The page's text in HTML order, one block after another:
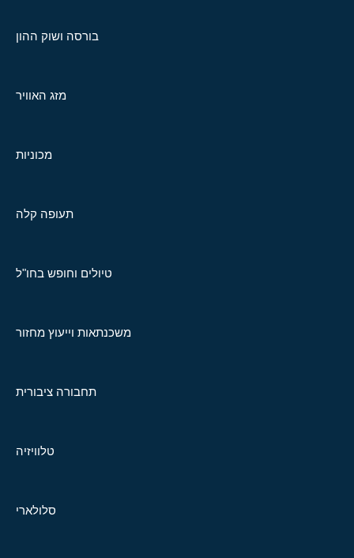
בורסה ושוק ההון
מזג האוויר
מכוניות
תעופה קלה
טיולים וחופש בחו"ל
משכנתאות וייעוץ מחזור
תחבורה ציבורית
טלוויזיה
סלולארי